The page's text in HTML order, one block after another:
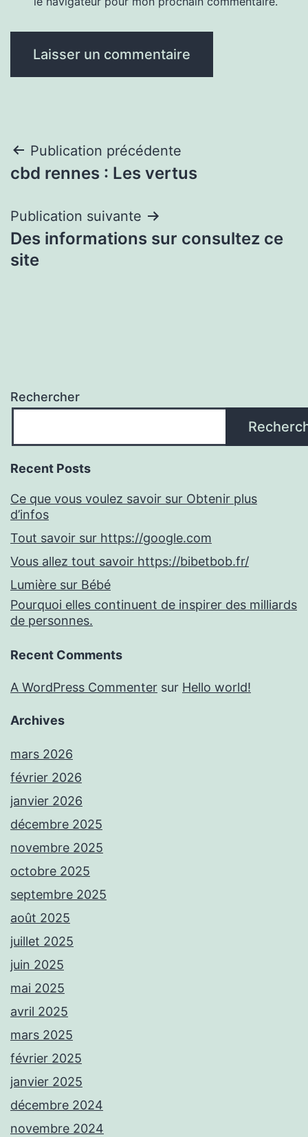
Navigation
de
l’article
Publication précédente
cbd rennes : Les vertus
Publication suivante
Des informations sur consultez ce
site
Rechercher
Recent Posts
Ce que vous voulez savoir sur Obtenir plus
d’infos
Tout savoir sur https://google.com
Vous allez tout savoir https://bibetbob.fr/
Lumière sur Bébé
Pourquoi elles continuent de inspirer des milliards
de personnes.
Recent Comments
A WordPress Commenter sur Hello world!
Archives
mars 2026
février 2026
janvier 2026
décembre 2025
novembre 2025
octobre 2025
septembre 2025
août 2025
juillet 2025
juin 2025
mai 2025
avril 2025
mars 2025
février 2025
janvier 2025
décembre 2024
novembre 2024